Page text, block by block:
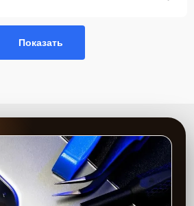
Показать